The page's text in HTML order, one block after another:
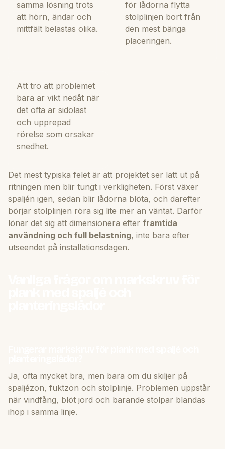
samma lösning trots
att hörn, ändar och
mittfält belastas olika.
för lådorna flytta
stolplinjen bort från
den mest bäriga
placeringen.
Att tro att problemet
bara är vikt nedåt när
det ofta är sidolast
och upprepad
rörelse som orsakar
snedhet.
Det mest typiska felet är att projektet ser lätt ut på
ritningen men blir tungt i verkligheten. Först växer
spaljén igen, sedan blir lådorna blöta, och därefter
börjar stolplinjen röra sig lite mer än väntat. Därför
lönar det sig att dimensionera efter framtida
användning och full belastning, inte bara efter
utseendet på installationsdagen.
Ja, ofta mycket bra, men bara om du skiljer på
spaljézon, fuktzon och stolplinje. Problemen uppstår
när vindfång, blöt jord och bärande stolpar blandas
ihop i samma linje.